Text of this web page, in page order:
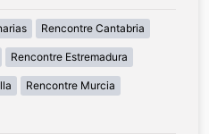
Rencontre Cantabria
Rencontre Estremadura
Rencontre Murcia